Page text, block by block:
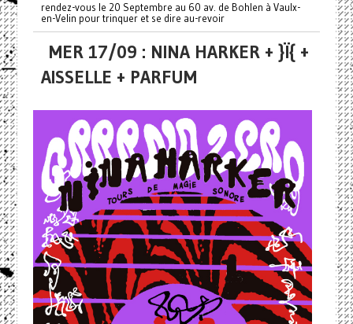
rendez-vous le 20 Septembre au 60 av. de Bohlen à Vaulx-
en-Velin pour trinquer et se dire au-revoir
MER 17/09 : NINA HARKER + }Ï{ +
AISSELLE + PARFUM